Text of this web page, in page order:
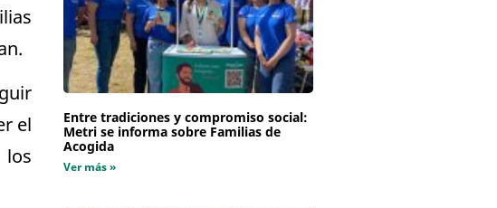
el
Entre tradiciones y compromiso social:
Metri se informa sobre Familias de
Acogida
Ver más »